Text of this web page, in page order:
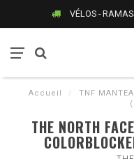
VÉLOS -
Accueil /
TNF
THE NORTH